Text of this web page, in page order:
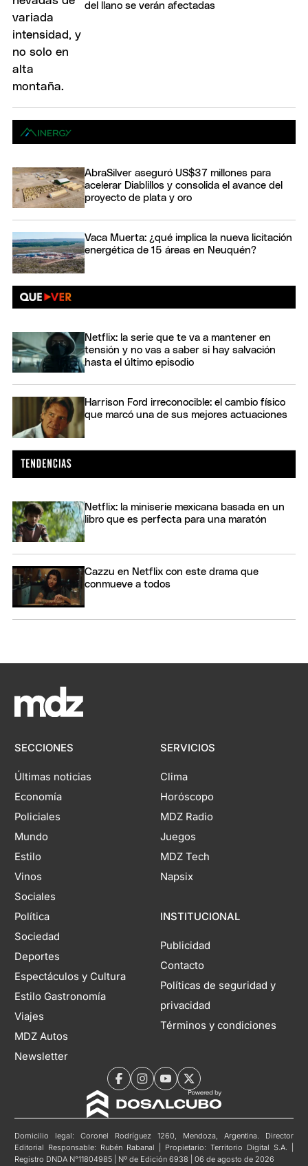
del llano se verán afectadas
AbraSilver aseguró US$37 millones para
acelerar Diablillos y consolida el avance del
proyecto de plata y oro
Vaca Muerta: ¿qué implica la nueva licitación
energética de 15 áreas en Neuquén?
Netflix: la serie que te va a mantener en
tensión y no vas a saber si hay salvación
hasta el último episodio
Harrison Ford irreconocible: el cambio físico
que marcó una de sus mejores actuaciones
Netflix: la miniserie mexicana basada en un
libro que es perfecta para una maratón
Cazzu en Netflix con este drama que
conmueve a todos
SECCIONES
Últimas noticias
Economía
Policiales
Mundo
Estilo
Vinos
Sociales
Política
Sociedad
Deportes
Espectáculos y Cultura
Estilo Gastronomía
Viajes
MDZ Autos
Newsletter
SERVICIOS
Clima
Horóscopo
MDZ Radio
Juegos
MDZ Tech
Napsix
INSTITUCIONAL
Publicidad
Contacto
Políticas de seguridad y
privacidad
Términos y condiciones
Domicilio legal: Coronel Rodríguez 1260, Mendoza, Argentina. Director
Editorial Responsable: Rubén Rabanal | Propietario: Territorio Digital S.A. |
Registro DNDA N°11804985 | Nº de Edición 6938 | 06 de agosto de 2026